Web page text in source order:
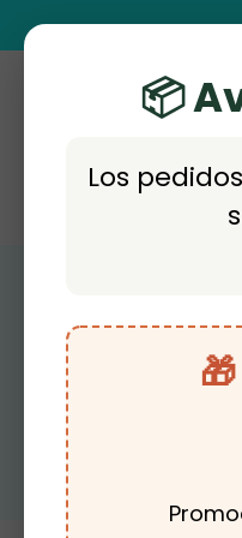
Skip
to
FACEBOOK
📦
Los